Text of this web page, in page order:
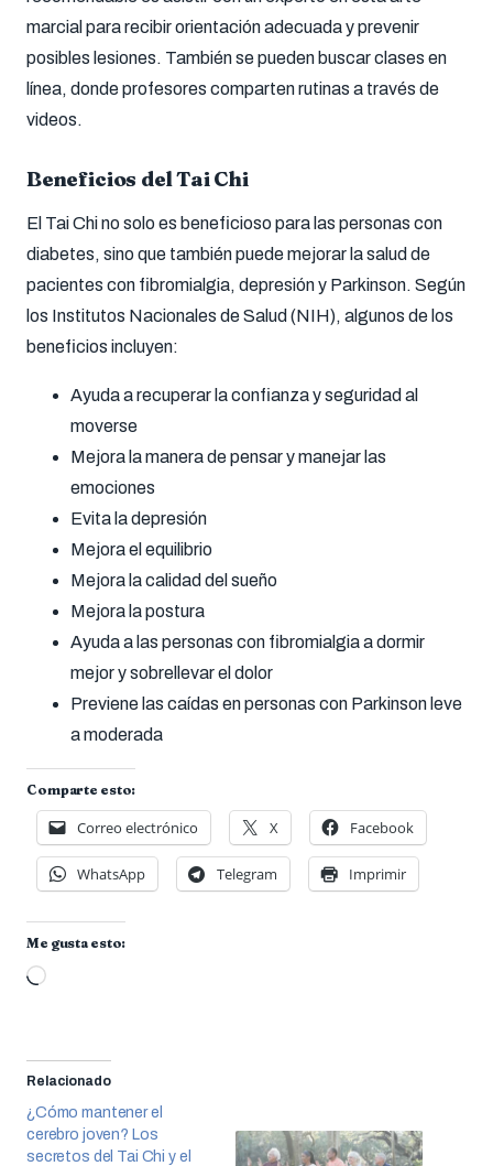
marcial para recibir orientación adecuada y prevenir
posibles lesiones. También se pueden buscar clases en
línea, donde profesores comparten rutinas a través de
videos.
Beneficios del Tai Chi
El Tai Chi no solo es beneficioso para las personas con
diabetes, sino que también puede mejorar la salud de
pacientes con fibromialgia, depresión y Parkinson. Según
los Institutos Nacionales de Salud (NIH), algunos de los
beneficios incluyen:
Ayuda a recuperar la confianza y seguridad al
moverse
Mejora la manera de pensar y manejar las
emociones
Evita la depresión
Mejora el equilibrio
Mejora la calidad del sueño
Mejora la postura
Ayuda a las personas con fibromialgia a dormir
mejor y sobrellevar el dolor
Previene las caídas en personas con Parkinson leve
a moderada
Comparte esto:
Correo electrónico X Facebook
WhatsApp Telegram Imprimir
Me gusta esto:
Cargando...
Relacionado
¿Cómo mantener el
cerebro joven? Los
secretos del Tai Chi y el